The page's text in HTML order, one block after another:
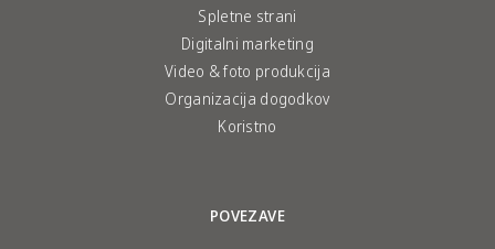
Spletne strani
Digitalni marketing
Video & foto produkcija
Organizacija dogodkov
Koristno
POVEZAVE